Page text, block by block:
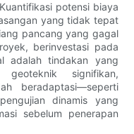
potensi biaya
yang tidak tepat
pancang yang gagal
berinvestasi pada
adalah tindakan yang
signifikan,
beradaptasi—seperti
dinamis yang
sebelum penerapan